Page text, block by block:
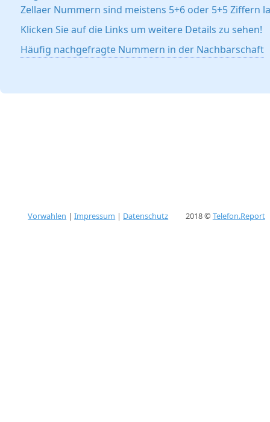
Zellaer Nummern sind meistens 5+6 oder 5+5 Ziffern
Klicken Sie auf die Links um weitere Details zu sehen!
Häufig nachgefragte Nummern in der Nachbarschaft
Vorwahlen |Impressum | Datenschutz 2018 © Telefon.Report